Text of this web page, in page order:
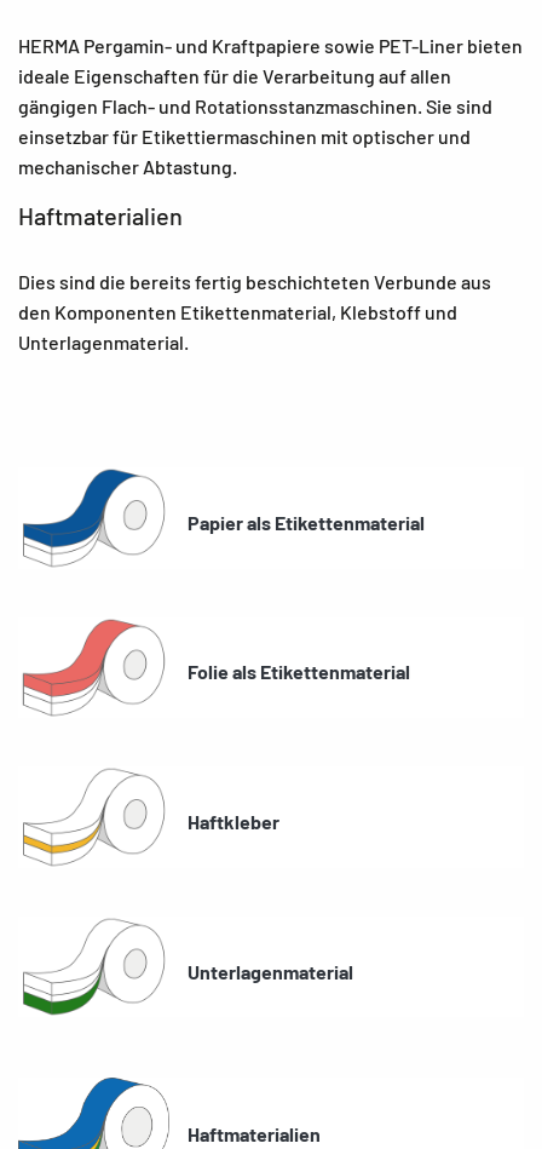
HERMA Pergamin- und Kraftpapiere sowie PET-Liner bieten
ideale Eigenschaften für die Verarbeitung auf allen
gängigen Flach- und Rotationsstanzmaschinen. Sie sind
einsetzbar für Etikettiermaschinen mit optischer und
mechanischer Abtastung.
Haftmaterialien
Dies sind die bereits fertig beschichteten Verbunde aus
den Komponenten Etikettenmaterial, Klebstoff und
Unterlagenmaterial.
Papier als Etikettenmaterial
Folie als Etikettenmaterial
Haftkleber
Unterlagenmaterial
Haftmaterialien